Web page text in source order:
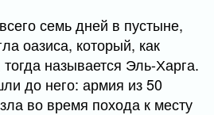
семь дней в пустыне,
оазиса, который, как
называется Эль-Харга.
до него: армия из 50
во время похода к месту